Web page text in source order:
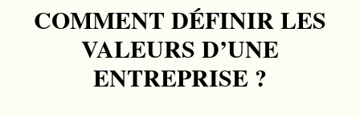
COMMENT DÉFINIR LES
VALEURS D’UNE
ENTREPRISE ?